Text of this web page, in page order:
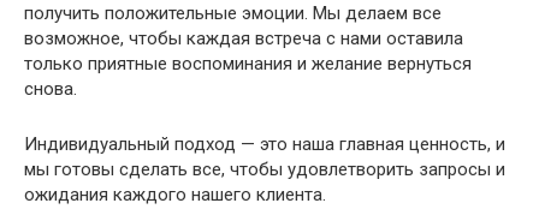
получить положительные эмоции. Мы делаем все
возможное, чтобы каждая встреча с нами оставила
только приятные воспоминания и желание вернуться
снова.
Индивидуальный подход — это наша главная ценность, и
мы готовы сделать все, чтобы удовлетворить запросы и
ожидания каждого нашего клиента.